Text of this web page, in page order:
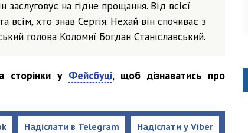
заслуговує на гідне прощання. Від всієї
всім, хто знав Сергія. Нехай він спочиває з
голова Коломиї Богдан Станіславський.
сторінки у Фейсбуці, щоб дізнаватись про
Надіслати у Viber
Надіслати в Telegram